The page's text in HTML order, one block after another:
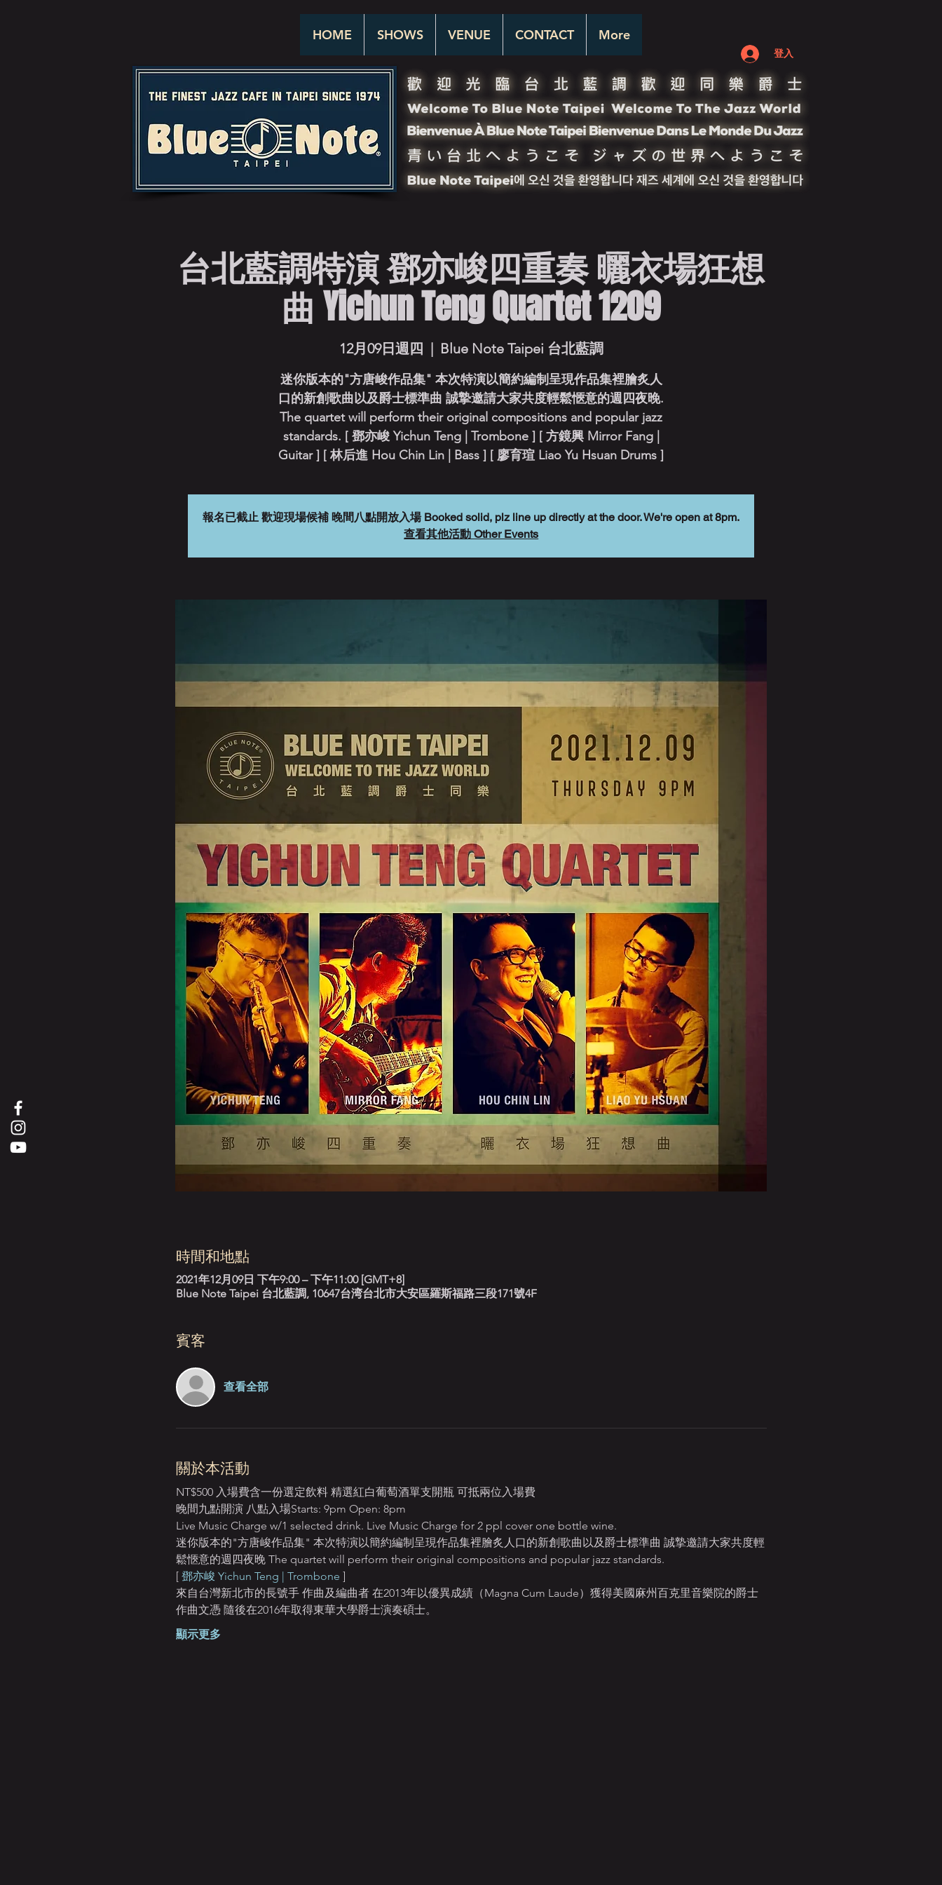
HOME SHOWS VENUE CONTACT More
登入
台北藍調特演 鄧亦峻四重奏 曬衣場狂想
曲 Yichun Teng Quartet 1209
12月09日週四
  |
Blue Note Taipei 台北藍調
迷你版本的"方唐峻作品集" 本次特演以簡約編制呈現作品集裡膾炙人
口的新創歌曲以及爵士標準曲 誠摯邀請大家共度輕鬆愜意的週四夜晚.
The quartet will perform their original compositions and popular jazz
standards. [ 鄧亦峻 Yichun Teng | Trombone ] [ 方鏡興 Mirror Fang |
Guitar ] [ 林后進 Hou Chin Lin | Bass ] [ 廖育瑄 Liao Yu Hsuan Drums ]
報名已截止 歡迎現場候補 晚間八點開放入場 Booked solid, plz line up directly at the door. We're open at 8pm.
查看其他活動 Other Events
時間和地點
2021年12月09日 下午9:00 – 下午11:00 [GMT+8]
Blue Note Taipei 台北藍調, 10647台湾台北市大安區羅斯福路三段171號4F
賓客
查看全部
關於本活動
NT$500 入場費含一份選定飲料 精選紅白葡萄酒單支開瓶 可抵兩位入場費
晚間九點開演 八點入場Starts: 9pm Open: 8pm
Live Music Charge w/1 selected drink. Live Music Charge for 2 ppl cover one bottle wine.
迷你版本的"方唐峻作品集" 本次特演以簡約編制呈現作品集裡膾炙人口的新創歌曲以及爵士標準曲 誠摯邀請大家共度輕
鬆愜意的週四夜晚 The quartet will perform their original compositions and popular jazz standards.
[ 鄧亦峻 Yichun Teng | Trombone ]
來自台灣新北市的長號手 作曲及編曲者 在2013年以優異成績（Magna Cum Laude）獲得美國麻州百克里音樂院的爵士
作曲文憑 隨後在2016年取得東華大學爵士演奏碩士。
顯示更多